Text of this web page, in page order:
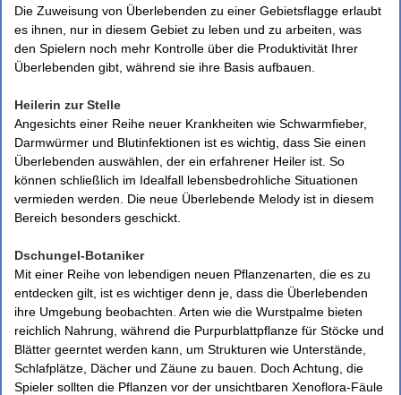
Die Zuweisung von Überlebenden zu einer Gebietsflagge erlaubt
es ihnen, nur in diesem Gebiet zu leben und zu arbeiten, was
den Spielern noch mehr Kontrolle über die Produktivität Ihrer
Überlebenden gibt, während sie ihre Basis aufbauen.
Heilerin zur Stelle
Angesichts einer Reihe neuer Krankheiten wie Schwarmfieber,
Darmwürmer und Blutinfektionen ist es wichtig, dass Sie einen
Überlebenden auswählen, der ein erfahrener Heiler ist. So
können schließlich im Idealfall lebensbedrohliche Situationen
vermieden werden. Die neue Überlebende Melody ist in diesem
Bereich besonders geschickt.
Dschungel-Botaniker
Mit einer Reihe von lebendigen neuen Pflanzenarten, die es zu
entdecken gilt, ist es wichtiger denn je, dass die Überlebenden
ihre Umgebung beobachten. Arten wie die Wurstpalme bieten
reichlich Nahrung, während die Purpurblattpflanze für Stöcke und
Blätter geerntet werden kann, um Strukturen wie Unterstände,
Schlafplätze, Dächer und Zäune zu bauen. Doch Achtung, die
Spieler sollten die Pflanzen vor der unsichtbaren Xenoflora-Fäule